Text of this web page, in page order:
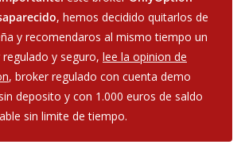
, hemos decidido quitarlos de
y recomendaros al mismo tiempo un
y seguro, lee la opinion de
, broker regulado con cuenta demo
deposito y con 1.000 euros de saldo
sin limite de tiempo.